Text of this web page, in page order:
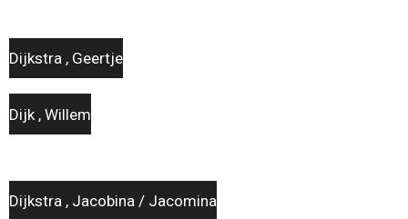
Dijkstra , Geertje
Dijk , Willem
Dijkstra , Jacobina / Jacomina